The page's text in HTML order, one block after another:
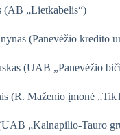
(AB „Lietkabelis“)
(Panevėžio kredito
(UAB „Panevėžio
(R. Maženio įmonė
„Kalnapilio-Tauro